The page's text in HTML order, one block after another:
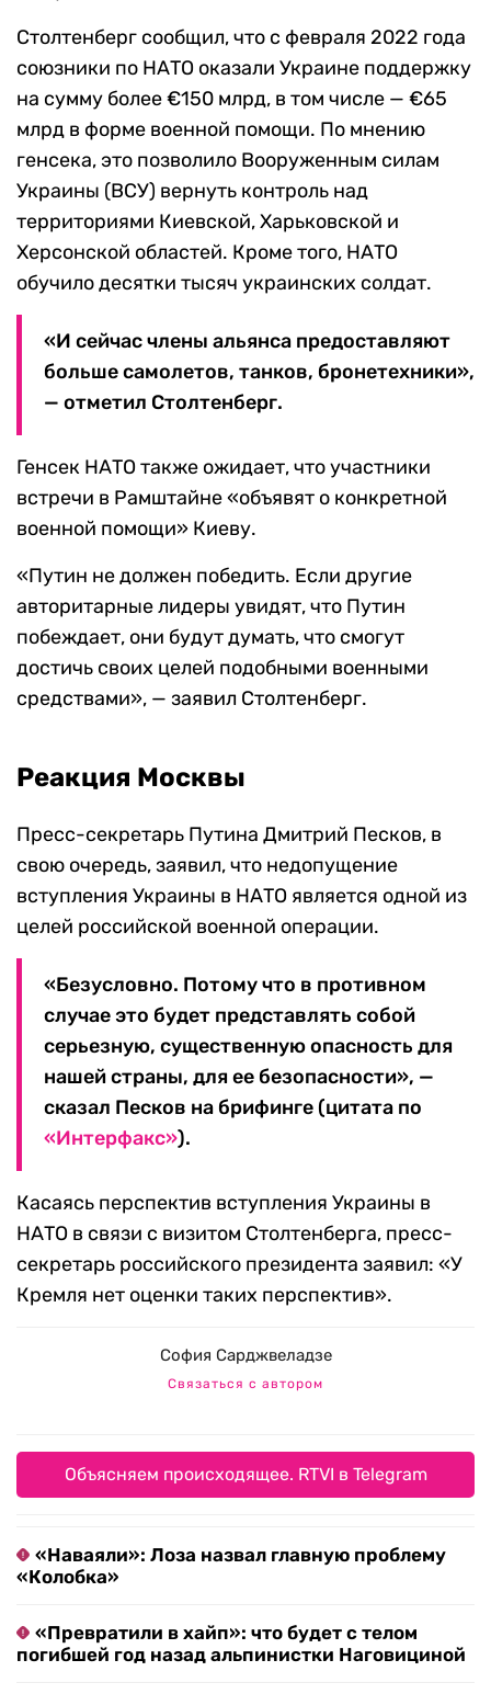
Столтенберг сообщил, что с февраля 2022 года
союзники по НАТО оказали Украине поддержку
на сумму более €150 млрд, в том числе — €65
млрд в форме военной помощи. По мнению
генсека, это позволило Вооруженным силам
Украины (ВСУ) вернуть контроль над
территориями Киевской, Харьковской и
Херсонской областей. Кроме того, НАТО
обучило десятки тысяч украинских солдат.
«И сейчас члены альянса предоставляют
больше самолетов, танков, бронетехники»,
— отметил Столтенберг.
Генсек НАТО также ожидает, что участники
встречи в Рамштайне «объявят о конкретной
военной помощи» Киеву.
«Путин не должен победить. Если другие
авторитарные лидеры увидят, что Путин
побеждает, они будут думать, что смогут
достичь своих целей подобными военными
средствами», — заявил Столтенберг.
Реакция Москвы
Пресс-секретарь Путина Дмитрий Песков, в
свою очередь, заявил, что недопущение
вступления Украины в НАТО является одной из
целей российской военной операции.
«Безусловно. Потому что в противном
случае это будет представлять собой
серьезную, существенную опасность для
нашей страны, для ее безопасности», —
сказал Песков на брифинге (цитата по
«Интерфакс»).
Касаясь перспектив вступления Украины в
НАТО в связи с визитом Столтенберга, пресс-
секретарь российского президента заявил: «У
Кремля нет оценки таких перспектив».
София Сарджвеладзе
Связаться с автором
Объясняем происходящее. RTVI в Telegram
«Наваяли»: Лоза назвал главную проблему
«Колобка»
«Превратили в хайп»: что будет с телом
погибшей год назад альпинистки Наговициной